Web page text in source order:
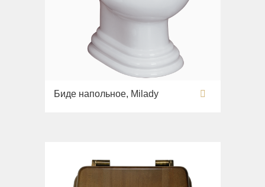
Биде напольное, Milady